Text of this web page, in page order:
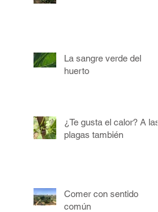
La sangre verde del
huerto
¿Te gusta el calor? A las
plagas también
Comer con sentido
común